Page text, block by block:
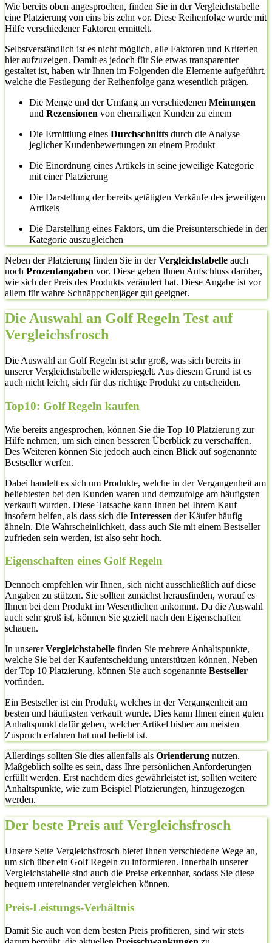
Wie bereits oben angesprochen, finden Sie in der Vergleichstabelle
eine Platzierung von eins bis zehn vor. Diese Reihenfolge wurde mit
Hilfe verschiedener Faktoren ermittelt.
Selbstverständlich ist es nicht möglich, alle Faktoren und Kriterien
hier aufzuzeigen. Damit es jedoch für Sie etwas transparenter
gestaltet ist, haben wir Ihnen im Folgenden die Elemente aufgeführt,
welche die Festlegung der Reihenfolge ganz wesentlich prägen.
Die Menge und der Umfang an verschiedenen Meinungen
und Rezensionen von ehemaligen Kunden zu einem
Die Ermittlung eines Durchschnitts durch die Analyse
jeglicher Kundenbewertungen zu einem Produkt
Die Einordnung eines Artikels in seine jeweilige Kategorie
mit einer Platzierung
Die Darstellung der bereits getätigten Verkäufe des jeweiligen
Artikels
Die Darstellung eines Faktors, um die Preisunterschiede in der
Kategorie auszugleichen
Neben der Platzierung finden Sie in derVergleichstabelle auch
noch Prozentangaben vor. Diese geben Ihnen Aufschluss darüber,
wie sich der Preis des Produkts verändert hat. Diese Angabe ist vor
allem für wahre Schnäppchenjäger gut geeignet.
Die Auswahl an Golf Regeln Test auf
Vergleichsfrosch
Die Auswahl an Golf Regeln ist sehr groß, was sich bereits in
unserer Vergleichstabelle widerspiegelt. Aus diesem Grund ist es
auch nicht leicht, sich für das richtige Produkt zu entscheiden.
Top10: Golf Regeln kaufen
Wie bereits angesprochen, können Sie die Top 10 Platzierung zur
Hilfe nehmen, um sich einen besseren Überblick zu verschaffen.
Des Weiteren können Sie jedoch auch einen Blick auf sogenannte
Bestseller werfen.
Dabei handelt es sich um Produkte, welche in der Vergangenheit am
beliebtesten bei den Kunden waren und demzufolge am häufigsten
verkauft wurden. Diese Tatsache kann Ihnen bei Ihrem Kauf
insofern helfen, als dass sich die Interessen der Käufer häufig
ähneln. Die Wahrscheinlichkeit, dass auch Sie mit einem Bestseller
zufrieden sein werden, ist also sehr hoch.
Eigenschaften eines Golf Regeln
Dennoch empfehlen wir Ihnen, sich nicht ausschließlich auf diese
Angaben zu stützen. Sie sollten zunächst herausfinden, worauf es
Ihnen bei dem Produkt im Wesentlichen ankommt. Da die Auswahl
auch sehr groß ist, können Sie gezielt nach den Eigenschaften
schauen.
In unsererVergleichstabelle finden Sie mehrere Anhaltspunkte,
welche Sie bei der Kaufentscheidung unterstützen können. Neben
der Top 10 Platzierung, können Sie auch sogenannte Bestseller
vorfinden.
Ein Bestseller ist ein Produkt, welches in der Vergangenheit am
besten und häufigsten verkauft wurde. Dies kann Ihnen einen guten
Anhaltspunkt dafür geben, welcher Artikel bisher am meisten
Zuspruch erfahren hat und beliebt ist.
Allerdings sollten Sie dies allenfalls als Orientierung nutzen.
Maßgeblich sollte es sein, dass Ihre persönlichen Anforderungen
erfüllt werden. Erst nachdem dies gewährleistet ist, sollten weitere
Anhaltspunkte, wie zum Beispiel Platzierungen, hinzugezogen
werden.
Der beste Preis auf Vergleichsfrosch
Unsere Seite Vergleichsfrosch bietet Ihnen verschiedene Wege an,
um sich über ein Golf Regeln zu informieren. Innerhalb unserer
Vergleichstabelle sind auch die Preise erkennbar, sodass Sie diese
bequem untereinander vergleichen können.
Preis-Leistungs-Verhältnis
Damit Sie auch von dem besten Preis profitieren, sind wir stets